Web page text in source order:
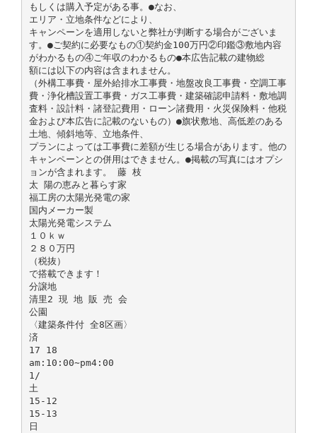
もしくは購入予定がある事。●なお、
エリア・立地条件などにより、
キャンペーンを適用しないと弊社が判断する場合がございま
す。●ご契約に必要なもの①契約金100万円②印鑑③敷地内容
がわかるもの④ご年収のわかるもの●本広告記載の建物総
額には以下の内容は含まれません。
（外構工事費・屋外給排水工事費・地盤改良工事費・空調工事
費・浄化槽設置工事費・ガス工事費・建築確認申請料・敷地調
査料・設計料・諸登記費用・ローン諸費用・火災保険料・他税
金および本広告に記載のないもの）●旗状敷地、高低差のある
土地、傾斜地等、立地条件、
プランによっては工事費に差額が生じる場合があります。他の
キャンペーンとの併用はできません。●掲載の写真にはオプシ
ョンが含まれます。 藤 枝
太 陽の恵みと暮らす家
福工房の太陽光発電の家
国内メーカー製
太陽光発電システム
１０ｋｗ
２８０万円
（税抜）
で搭載できます！
分譲地
清里2 現 地 販 売 会
公園
〈建築条件付 全8区画〉
済
17 18
am:10:00∼pm4:00
1/
土
15-12
15-13
日